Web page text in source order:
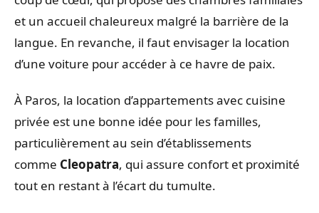
et un accueil chaleureux malgré la barrière de la
langue. En revanche, il faut envisager la location
d’une voiture pour accéder à ce havre de paix.
À Paros, la location d’appartements avec cuisine
privée est une bonne idée pour les familles,
particulièrement au sein d’établissements
comme Cleopatra, qui assure confort et proximité
tout en restant à l’écart du tumulte.